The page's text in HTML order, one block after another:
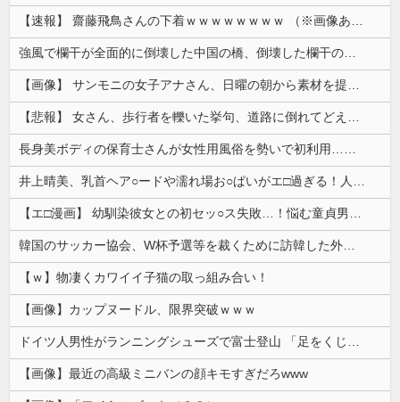
【速報】 齋藤飛鳥さんの下着ｗｗｗｗｗｗｗｗ （※画像あり）
強風で欄干が全面的に倒壊した中国の橋、倒壊した欄干の破片を調べると凄まじい事実が発覚して……
【画像】 サンモニの女子アナさん、日曜の朝から素材を提供してしまう
【悲報】 女さん、歩行者を轢いた挙句、道路に倒れてどえらいことになってしまうw w w w w w w
長身美ボディの保育士さんが女性用風俗を勢いで初利用…子供に絶対見せられないメスの顔でイキまくり。
井上晴美、乳首ヘア○ードや濡れ場お○ぱいがエ□過ぎる！人生最後のラスト写真集、最高！！
【エ□漫画】 幼馴染彼女との初セッ○ス失敗…！悩む童貞男子にクラスメイトのギャルJKが優しく近づきオチ○ポよしよしされちゃう…！
韓国のサッカー協会、W杯予選等を裁くために訪韓した外国人審判を「性接待」していた……大して強くもないチームが潤沢な予算を持ってりゃそうなるわな
【ｗ】物凄くカワイイ子猫の取っ組み合い！
【画像】カップヌードル、限界突破ｗｗｗ
ドイツ人男性がランニングシューズで富士登山 「足をくじいて動けない」
【画像】最近の高級ミニバンの顔キモすぎだろwww